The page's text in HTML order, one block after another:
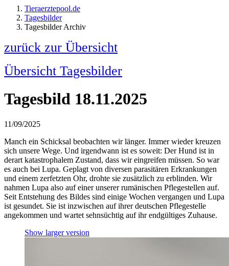
Tieraerztepool.de
Tagesbilder
Tagesbilder Archiv
zurück zur Übersicht
Übersicht Tagesbilder
Tagesbild 18.11.2025
11/09/2025
Manch ein Schicksal beobachten wir länger. Immer wieder kreuzen
sich unsere Wege. Und irgendwann ist es soweit: Der Hund ist in
derart katastrophalem Zustand, dass wir eingreifen müssen. So war
es auch bei Lupa. Geplagt von diversen parasitären Erkrankungen
und einem zerfetzten Ohr, drohte sie zusätzlich zu erblinden. Wir
nahmen Lupa also auf einer unserer rumänischen Pflegestellen auf.
Seit Entstehung des Bildes sind einige Wochen vergangen und Lupa
ist gesundet. Sie ist inzwischen auf ihrer deutschen Pflegestelle
angekommen und wartet sehnsüchtig auf ihr endgültiges Zuhause.
Show larger version